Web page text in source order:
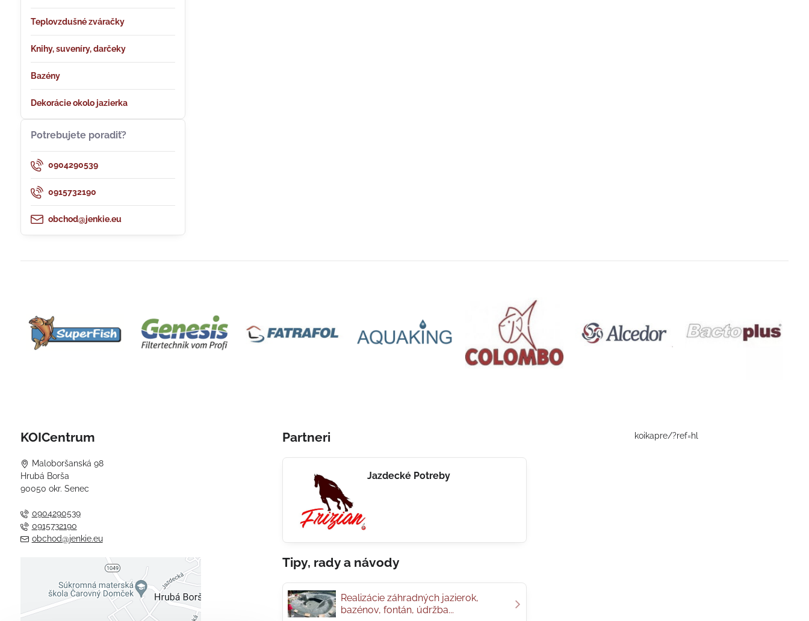
Teplovzdušné zváračky
Knihy, suveníry, darčeky
Bazény
Dekorácie okolo jazierka
Potrebujete poradiť?
0904290539
0915732190
obchod@jenkie.eu
KOICentrum
Maloboršanská 98
Hrubá Borša
90050 okr. Senec
0904290539
0915732190
obchod@jenkie.eu
Externý obsah je blokovaný
Voľbami súkromia
Partneri
Jazdecké Potreby
Tipy, rady a návody
Realizácie záhradných jazierok,
bazénov, fontán, údržba...
koikapre/?ref=hl